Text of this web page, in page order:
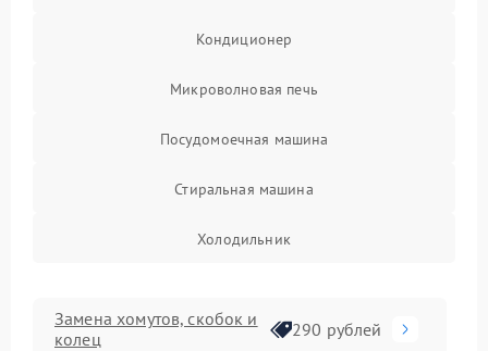
Кондиционер
Микроволновая печь
Посудомоечная машина
Стиральная машина
Холодильник
Замена хомутов, скобок и
колец
290 рублей